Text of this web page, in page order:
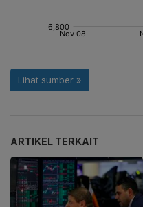
ARTIKEL TERKAIT